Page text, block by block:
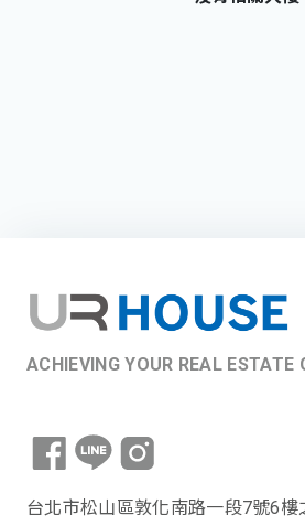
ACHIEVING YOUR REAL ESTATE
台北市松山區敦化南路一段7號6樓